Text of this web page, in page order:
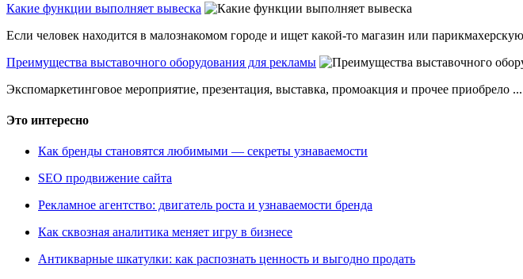
Какие функции выполняет вывеска
Если человек находится в малознакомом городе и ищет какой-то магазин или
Преимущества выставочного оборудования для рекламы
Экспомаркетинговое мероприятие, презентация, выставка, промоакция и прочее приобрело ...
Это интересно
Как бренды становятся любимыми — секреты узнаваемости
SEO продвижение сайта
Рекламное агентство: двигатель роста и узнаваемости бренда
Как сквозная аналитика меняет игру в бизнесе
Антикварные шкатулки: как распознать ценность и выгодно продать